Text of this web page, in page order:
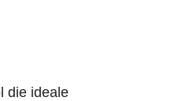
die ideale